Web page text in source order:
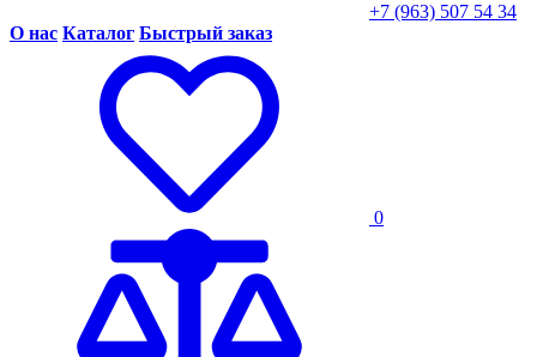
+7 (963) 507 54 34
О нас Каталог Быстрый заказ
0